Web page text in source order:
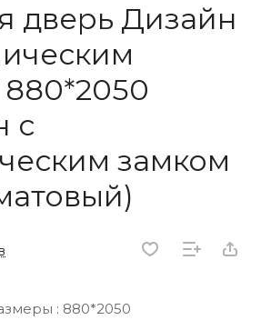
дверь Дизайн
с
замком
: 880*2050